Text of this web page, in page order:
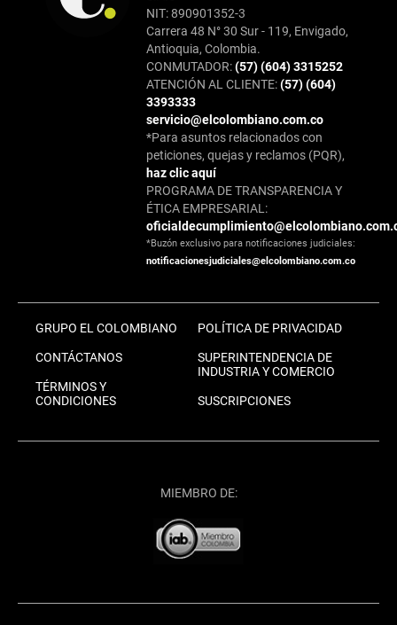
NIT: 890901352-3
Carrera 48 N° 30 Sur - 119, Envigado,
Antioquia, Colombia.
CONMUTADOR:(57) (604) 3315252
ATENCIÓN AL CLIENTE:(57) (604)
3393333
servicio@elcolombiano.com.co
*Para asuntos relacionados con
peticiones, quejas y reclamos (PQR),
haz clic aquí
PROGRAMA DE TRANSPARENCIA Y
ÉTICA EMPRESARIAL:
*Buzón exclusivo para notificaciones judiciales:
notificacionesjudiciales@elcolombiano.com.co
GRUPO EL COLOMBIANO
CONTÁCTANOS
TÉRMINOS Y
CONDICIONES
POLÍTICA DE PRIVACIDAD
SUPERINTENDENCIA DE
INDUSTRIA Y COMERCIO
SUSCRIPCIONES
MIEMBRO DE: